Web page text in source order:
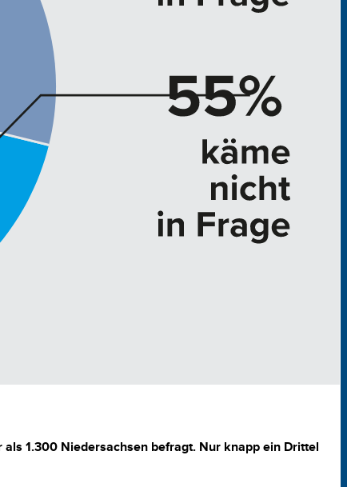
1.300 Niedersachsen befragt. Nur knapp ein Drittel